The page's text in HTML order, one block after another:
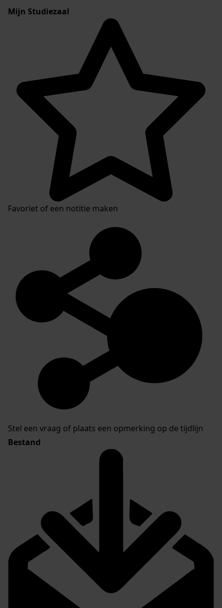
Mijn Studiezaal
Favoriet of een notitie maken
Stel een vraag of plaats een opmerking op de tijdlijn
Bestand